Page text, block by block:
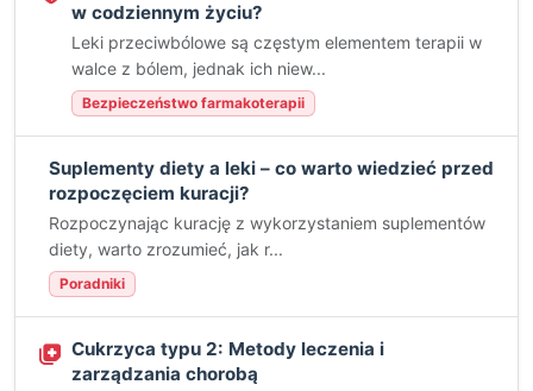
w codziennym życiu?
Leki przeciwbólowe są częstym elementem terapii w
walce z bólem, jednak ich niew...
Bezpieczeństwo farmakoterapii
Suplementy diety a leki – co warto wiedzieć przed
rozpoczęciem kuracji?
Rozpoczynając kurację z wykorzystaniem suplementów
diety, warto zrozumieć, jak r...
Poradniki
Cukrzyca typu 2: Metody leczenia i
zarządzania chorobą